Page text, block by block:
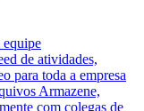
equipe
de atividades,
para toda a empresa
Armazene,
com colegas de